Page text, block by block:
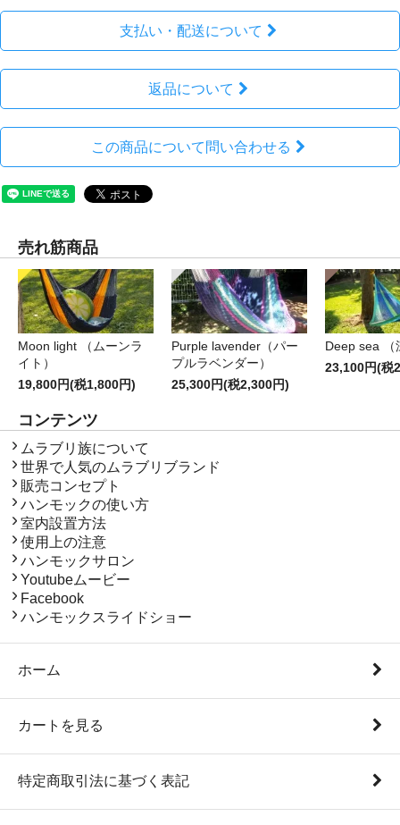
支払い・配送について
返品について
この商品について問い合わせる
売れ筋商品
Moon light （ムーンラ
イト）
19,800円(税1,800円)
Purple lavender（パー
プルラベンダー）
25,300円(税2,300円)
Deep sea （
23,100円(税
コンテンツ
コンテンツ
ムラブリ族について
世界で人気のムラブリブランド
販売コンセプト
ハンモックの使い方
室内設置方法
使用上の注意
ハンモックサロン
Youtubeムービー
Facebook
ハンモックスライドショー
ホーム
カートを見る
特定商取引法に基づく表記